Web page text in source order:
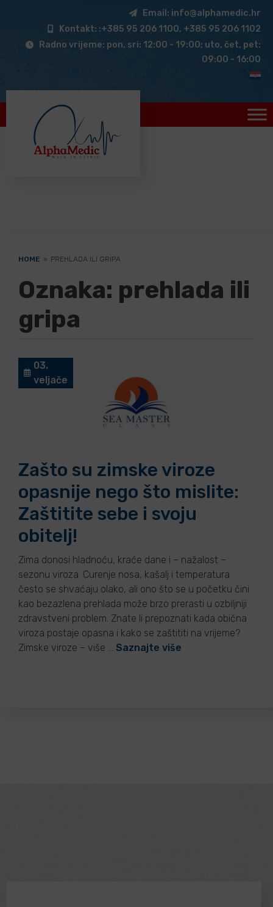
Email: info@alphamedic.hr
Kontakt: :+385 95 206 1100, +385 95 206 1102
Radno vrijeme: pon, sri: 12:00 - 19:00; uto, čet, pet:
09:00 - 16:00
HOME » PREHLADA ILI GRIPA
Oznaka: prehlada ili
gripa
03.
veljače
Zašto su zimske viroze
opasnije nego što mislite:
Zaštitite sebe i svoju
obitelj!
Zima donosi hladnoću, kraće dane i – nažalost –
sezonu viroza. Curenje nosa, kašalj i temperatura
često se shvaćaju olako, ali ono što se u početku čini
kao bezazlena prehlada može brzo prerasti u ozbiljniji
zdravstveni problem. Znate li prepoznati kada obična
viroza postaje opasna i kako se zaštititi na vrijeme?
Zimske viroze – više … Saznajte više